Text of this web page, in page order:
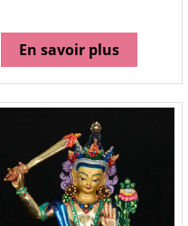
En savoir plus